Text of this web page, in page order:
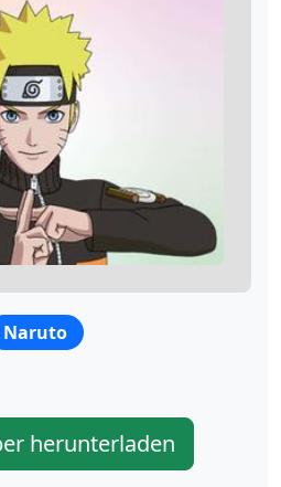
Naruto
herunterladen